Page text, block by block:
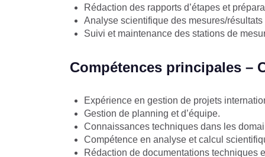
Rédaction des rapports d’étapes et
Analyse scientifique des mesures/
Suivi et maintenance des stations de
Compétences principales –
Expérience en gestion de projets
Gestion de planning et d’équipe.
Connaissances techniques dans les
Compétence en analyse et calcul
Rédaction de documentations techniques